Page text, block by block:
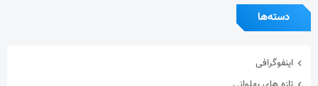
خارج گود
داستان های پهلوانی
دسته‌بندی نشده
گزارش تصویری